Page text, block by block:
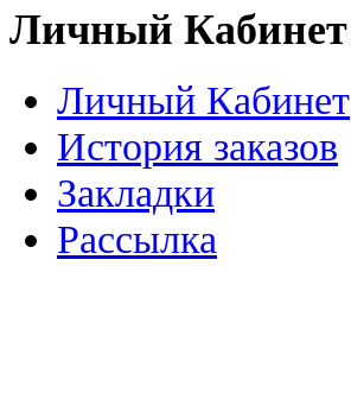
Личный Кабинет
Личный Кабинет
История заказов
Закладки
Рассылка